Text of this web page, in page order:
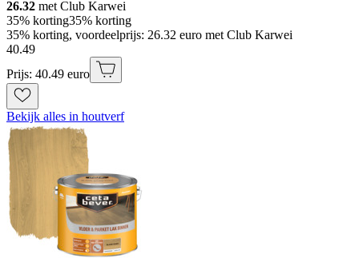
26.32 met Club Karwei
35% korting35% korting
35% korting, voordeelprijs: 26.32 euro met Club Karwei
40.49
Prijs: 40.49 euro
Bekijk alles in houtverf